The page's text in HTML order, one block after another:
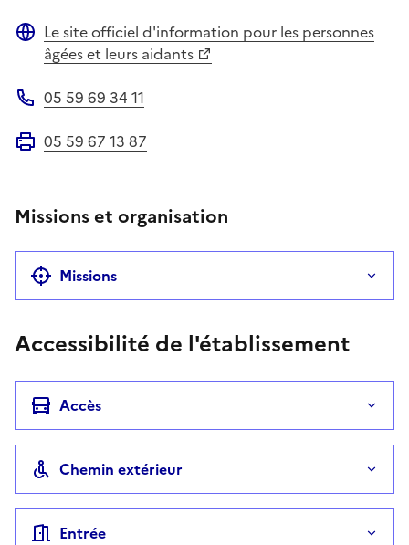
Site web
Le site officiel d'information pour les personnes
âgées et leurs aidants
05 59 69 34 11
05 59 67 13 87
Missions et organisation
Missions
Accessibilité de l'établissement
Accès
Chemin extérieur
Entrée